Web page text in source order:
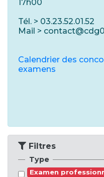
17h00
Tél. > 03.23.52.01.52
Mail >
Calendrier des
examens
Filtres
Type
Examen